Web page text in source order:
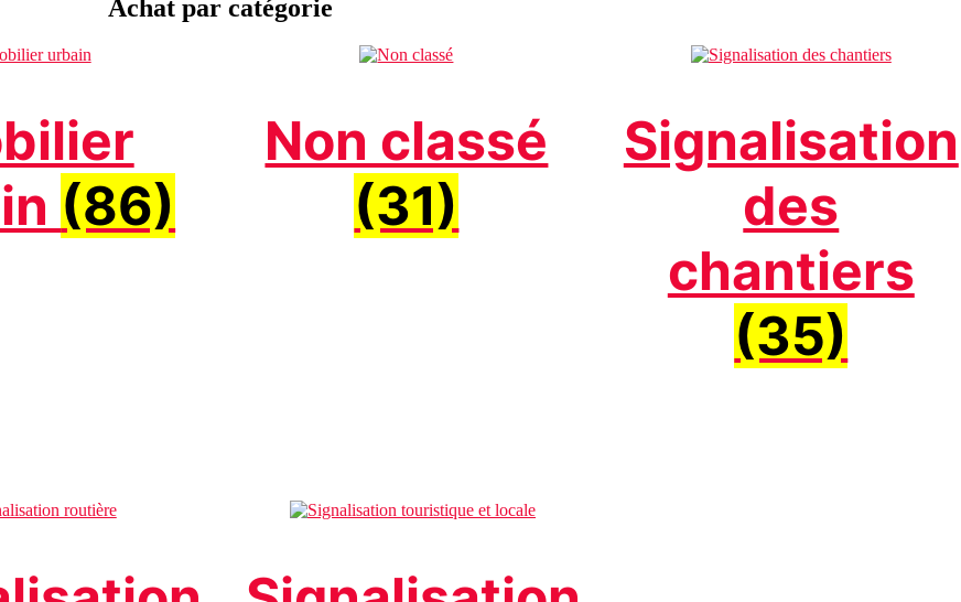
Achat par catégorie
(86)
Non classé
(31)
Signalisation
des
chantiers
(35)